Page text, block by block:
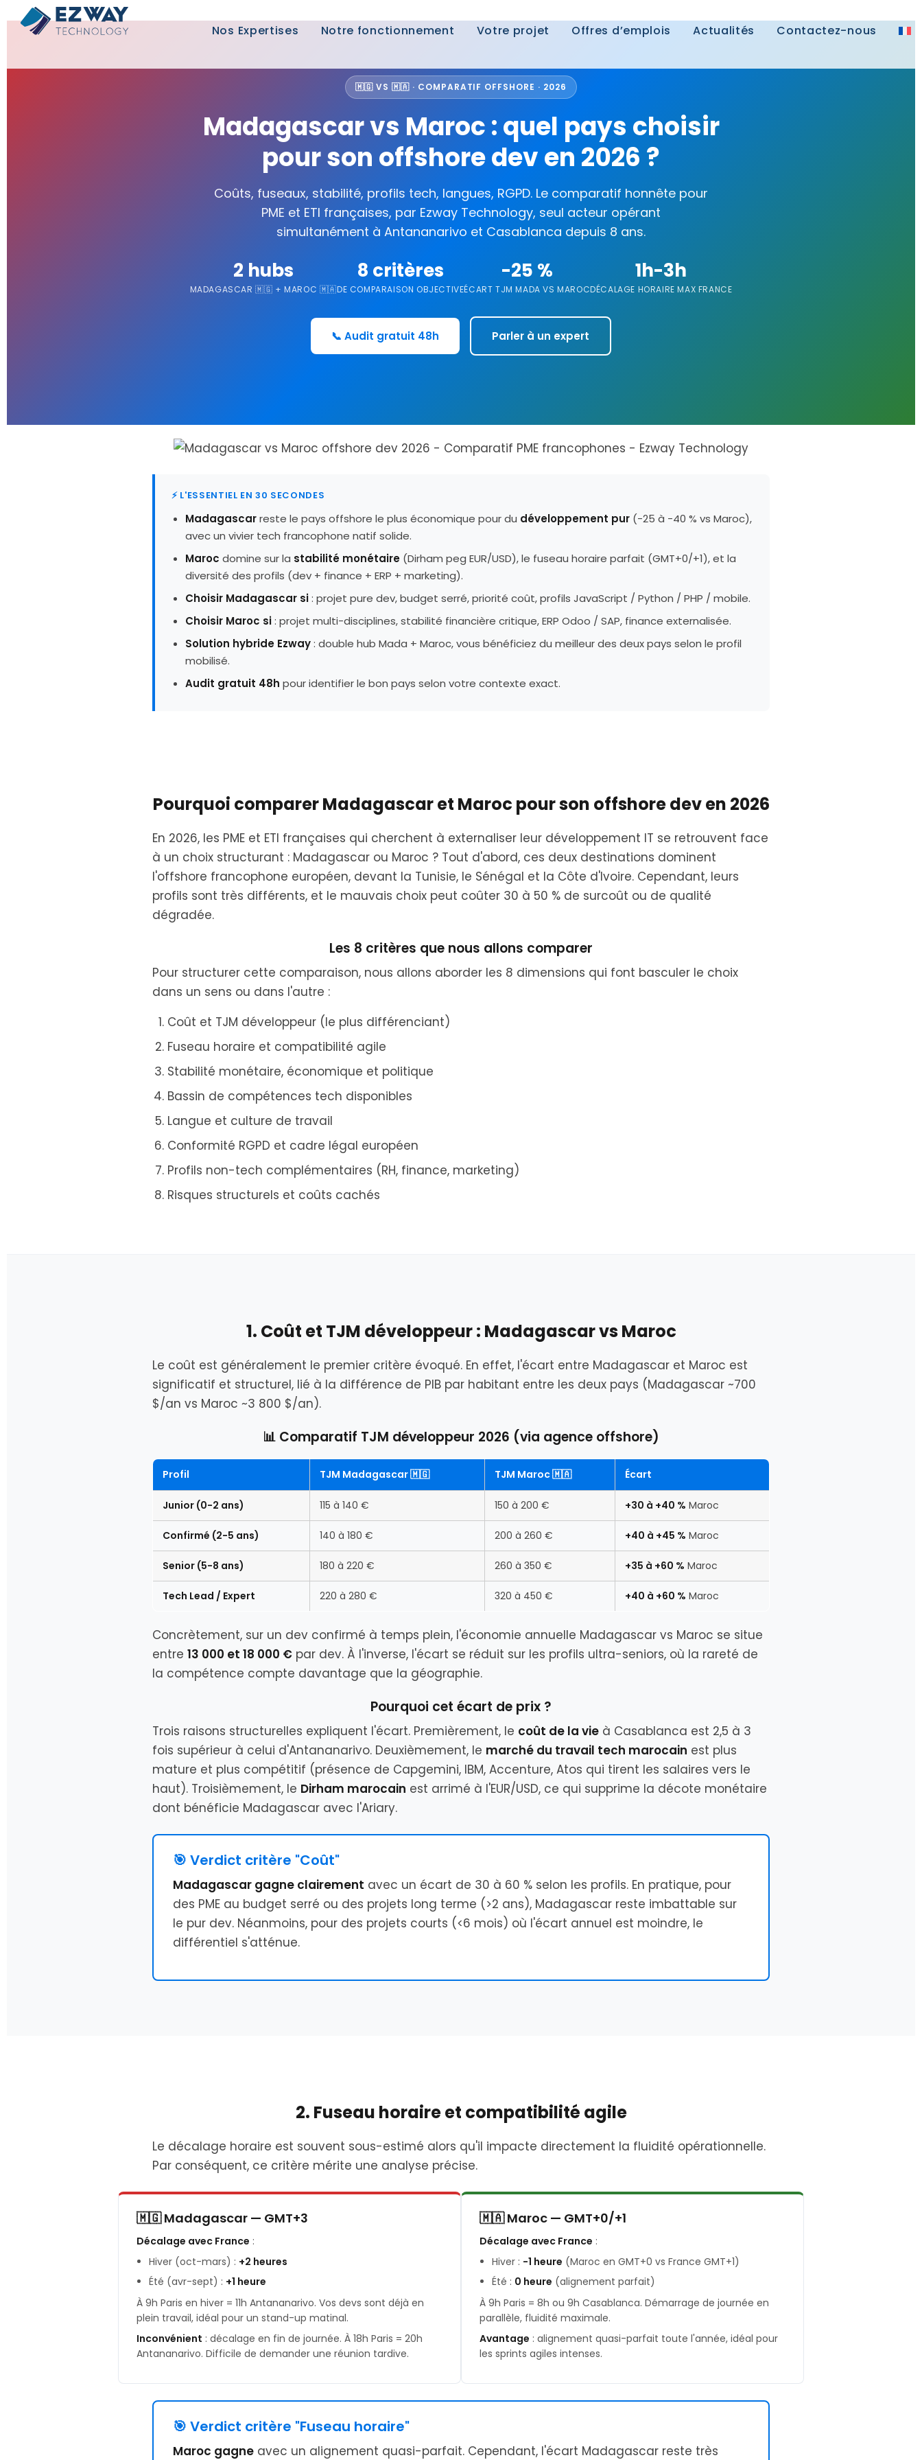
Nos Expertises Notre fonctionnement Votre projet Offres d’emplois Actualités Contactez-nous
🇲🇬 VS 🇲🇦 · COMPARATIF OFFSHORE · 2026
Madagascar vs Maroc : quel pays choisir
pour son offshore dev en 2026 ?
Coûts, fuseaux, stabilité, profils tech, langues, RGPD. Le comparatif honnête pour
PME et ETI françaises, par Ezway Technology, seul acteur opérant
simultanément à Antananarivo et Casablanca depuis 8 ans.
2 hubs
MADAGASCAR 🇲🇬 + MAROC 🇲🇦
8 critères
DE COMPARAISON OBJECTIVE
-25 %
ÉCART TJM MADA VS MAROC
1h-3h
DÉCALAGE HORAIRE MAX FRANCE
📞 Audit gratuit 48h Parler à un expert
⚡ L'ESSENTIEL EN 30 SECONDES
Madagascarreste le pays offshore le plus économique pour du développement pur (-25 à -40 % vs Maroc),
avec un vivier tech francophone natif solide.
Maroc domine sur la stabilité monétaire (Dirham peg EUR/USD), le fuseau horaire parfait (GMT+0/+1), et la
diversité des profils (dev + finance + ERP + marketing).
Choisir Madagascar si: projet pure dev, budget serré, priorité coût, profils JavaScript / Python / PHP / mobile.
Choisir Maroc si: projet multi-disciplines, stabilité financière critique, ERP Odoo / SAP, finance externalisée.
Solution hybride Ezway: double hub Mada + Maroc, vous bénéficiez du meilleur des deux pays selon le profil
mobilisé.
Audit gratuit 48h pour identifier le bon pays selon votre contexte exact.
Pourquoi comparer Madagascar et Maroc pour son offshore dev en 2026
En 2026, les PME et ETI françaises qui cherchent à externaliser leur développement IT se retrouvent face
à un choix structurant : Madagascar ou Maroc ? Tout d'abord, ces deux destinations dominent
l'offshore francophone européen, devant la Tunisie, le Sénégal et la Côte d'Ivoire. Cependant, leurs
profils sont très différents, et le mauvais choix peut coûter 30 à 50 % de surcoût ou de qualité
dégradée.
Les 8 critères que nous allons comparer
Pour structurer cette comparaison, nous allons aborder les 8 dimensions qui font basculer le choix
dans un sens ou dans l'autre :
Coût et TJM développeur (le plus différenciant)
Fuseau horaire et compatibilité agile
Stabilité monétaire, économique et politique
Bassin de compétences tech disponibles
Langue et culture de travail
Conformité RGPD et cadre légal européen
Profils non-tech complémentaires (RH, finance, marketing)
Risques structurels et coûts cachés
1. Coût et TJM développeur : Madagascar vs Maroc
Le coût est généralement le premier critère évoqué. En effet, l'écart entre Madagascar et Maroc est
significatif et structurel, lié à la différence de PIB par habitant entre les deux pays (Madagascar ~700
$/an vs Maroc ~3 800 $/an).
📊 Comparatif TJM développeur 2026 (via agence offshore)
Profil TJM Madagascar 🇲🇬 TJM Maroc 🇲🇦 Écart
Junior (0-2 ans) 115 à 140 € 150 à 200 € +30 à +40 % Maroc
Confirmé (2-5 ans) 140 à 180 € 200 à 260 € +40 à +45 % Maroc
Senior (5-8 ans) 180 à 220 € 260 à 350 € +35 à +60 % Maroc
Tech Lead / Expert 220 à 280 € 320 à 450 € +40 à +60 % Maroc
Concrètement, sur un dev confirmé à temps plein, l'économie annuelle Madagascar vs Maroc se situe
entre 13 000 et 18 000 € par dev. À l'inverse, l'écart se réduit sur les profils ultra-seniors, où la rareté de
la compétence compte davantage que la géographie.
Pourquoi cet écart de prix ?
Trois raisons structurelles expliquent l'écart. Premièrement, le coût de la vie à Casablanca est 2,5 à 3
fois supérieur à celui d'Antananarivo. Deuxièmement, le marché du travail tech marocain est plus
mature et plus compétitif (présence de Capgemini, IBM, Accenture, Atos qui tirent les salaires vers le
haut). Troisièmement, le Dirham marocain est arrimé à l'EUR/USD, ce qui supprime la décote monétaire
dont bénéficie Madagascar avec l'Ariary.
🎯 Verdict critère "Coût"
Madagascar gagne clairement avec un écart de 30 à 60 % selon les profils. En pratique, pour
des PME au budget serré ou des projets long terme (>2 ans), Madagascar reste imbattable sur
le pur dev. Néanmoins, pour des projets courts (<6 mois) où l'écart annuel est moindre, le
différentiel s'atténue.
2. Fuseau horaire et compatibilité agile
Le décalage horaire est souvent sous-estimé alors qu'il impacte directement la fluidité opérationnelle.
Par conséquent, ce critère mérite une analyse précise.
🇲🇬 Madagascar — GMT+3
Décalage avec France :
Hiver (oct-mars) : +2 heures
Été (avr-sept) : +1 heure
À 9h Paris en hiver = 11h Antananarivo. Vos devs sont déjà en
plein travail, idéal pour un stand-up matinal.
Inconvénient : décalage en fin de journée. À 18h Paris = 20h
Antananarivo. Difficile de demander une réunion tardive.
🇲🇦 Maroc — GMT+0/+1
Décalage avec France :
Hiver : -1 heure (Maroc en GMT+0 vs France GMT+1)
Été : 0 heure (alignement parfait)
À 9h Paris = 8h ou 9h Casablanca. Démarrage de journée en
parallèle, fluidité maximale.
Avantage : alignement quasi-parfait toute l'année, idéal pour
les sprints agiles intenses.
🎯 Verdict critère "Fuseau horaire"
Maroc gagne avec un alignement quasi-parfait. Cependant, l'écart Madagascar reste très